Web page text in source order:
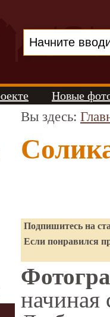
Новые
Вы здесь:
Подпишитесь на
Если понравился
начиная